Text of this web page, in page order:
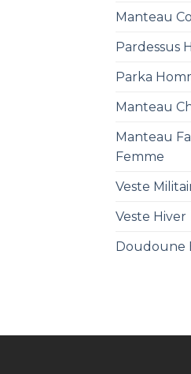
Manteau
Pardessus
Parka
Manteau
Manteau
Femme
Veste
Veste Hiver
Doudoune